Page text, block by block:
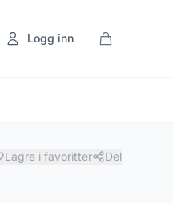
Logg inn
Lagre i favoritter Del